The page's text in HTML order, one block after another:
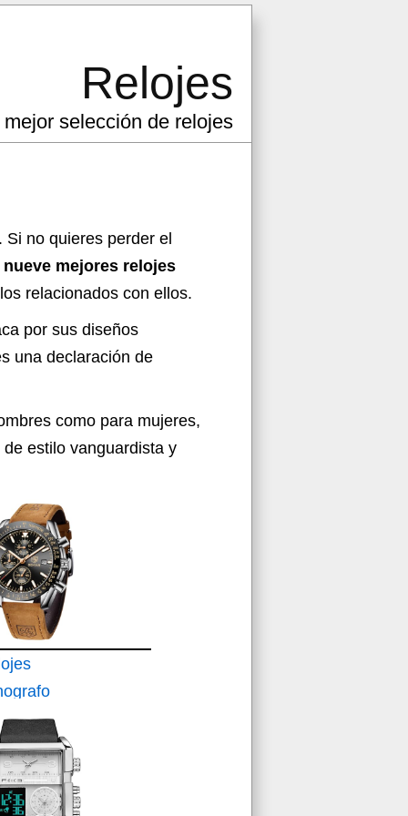
Relojes
mejor selección de relojes
no quieres perder el
nueve mejores relojes
relacionados con ellos.
por sus diseños
una declaración de
como para mujeres,
estilo vanguardista y